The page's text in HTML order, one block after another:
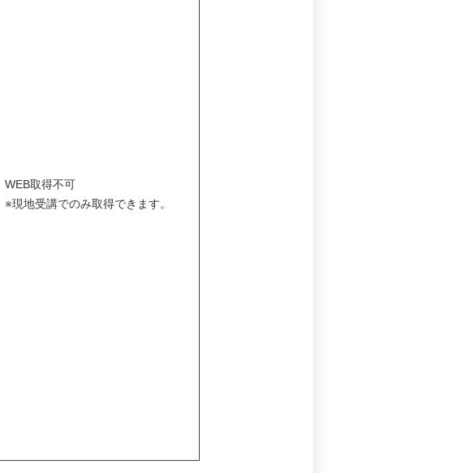
WEB取得不可
※現地受講でのみ取得できます。